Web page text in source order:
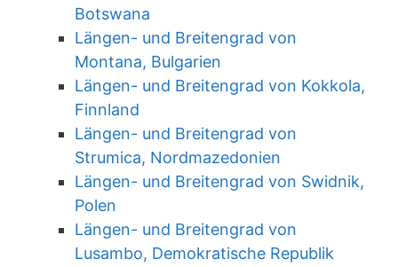
Botswana
Längen- und Breitengrad von
Montana, Bulgarien
Längen- und Breitengrad von Kokkola,
Finnland
Längen- und Breitengrad von
Strumica, Nordmazedonien
Längen- und Breitengrad von Swidnik,
Polen
Längen- und Breitengrad von
Lusambo, Demokratische Republik